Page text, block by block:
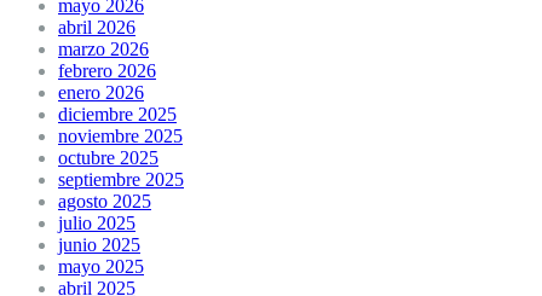
mayo 2026
abril 2026
marzo 2026
febrero 2026
enero 2026
diciembre 2025
noviembre 2025
octubre 2025
septiembre 2025
agosto 2025
julio 2025
junio 2025
mayo 2025
abril 2025